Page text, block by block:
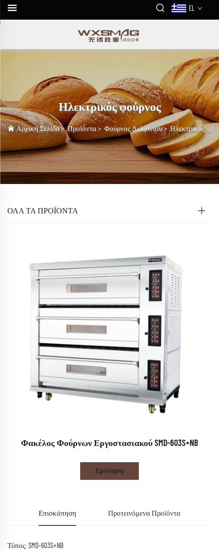
EL
Ηλεκτρικός φούρνος
Αρχική Σελίδα>Προϊόντα> Φούρνος Δελφινίου>Ηλεκτρικός φούρνος
ΌΛΑ ΤΑ ΠΡΟΪΟΝΤΑ
Φακέλος Φούρνων Εργοστασιακού SMD-603S+NB
Ερώτηση
Επισκόπηση Προτεινόμενα Προϊόντα
Τύπος: SMD-603S+NB